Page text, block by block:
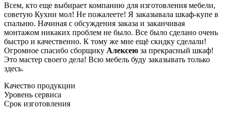
Всем, кто еще выбирает компанию для изготовления мебели,
советую Кухни мол! Не пожалеете! Я заказывала шкаф-купе в
спальню. Начиная с обсуждения заказа и заканчивая
монтажом никаких проблем не было. Все было сделано очень
быстро и качественно. К тому же мне ещё скидку сделали!
Огромное спасибо сборщику Алексею за прекрасный шкаф!
Это мастер своего дела! Всю мебель буду заказывать только
здесь.
Качество продукции
Уровень сервиса
Срок изготовления